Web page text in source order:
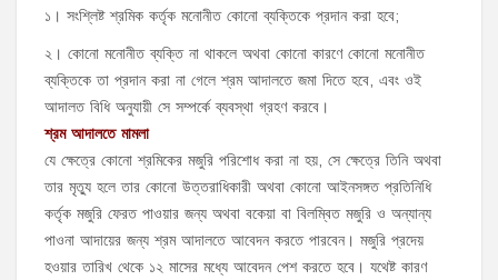
১। সংশ্লিষ্ট শ্রমিক কর্তৃক মনোনীত কোনো ব্যক্তিকে প্রদান করা হবে;
২। কোনো মনোনীত ব্যক্তি না থাকলে অথবা কোনো কারণে কোনো মনোনীত
ব্যক্তিকে তা প্রদান করা না গেলে শ্রম আদালতে জমা দিতে হবে, এবং ওই
আদালত বিধি অনুযায়ী সে সম্পর্কে ব্যবস্থা গ্রহণ করবে।
শ্রম আদালতে মামলা
যে ক্ষেত্রে কোনো শ্রমিকের মজুরি পরিশোধ করা না হয়, সে ক্ষেত্রে তিনি অথবা
তার মৃত্যু হলে তার কোনো উত্তরাধিকারী অথবা কোনো আইনসঙ্গত প্রতিনিধি
কর্তৃক মজুরি ফেরত পাওয়ার জন্য অথবা বকেয়া বা বিলম্বিত মজুরি ও অন্যান্য
পাওনা আদায়ের জন্য শ্রম আদালতে আবেদন করতে পারবেন। মজুরি প্রদেয়
হওয়ার তারিখ থেকে ১২ মাসের মধ্যে আবেদন পেশ করতে হবে। যথেষ্ট কারণ